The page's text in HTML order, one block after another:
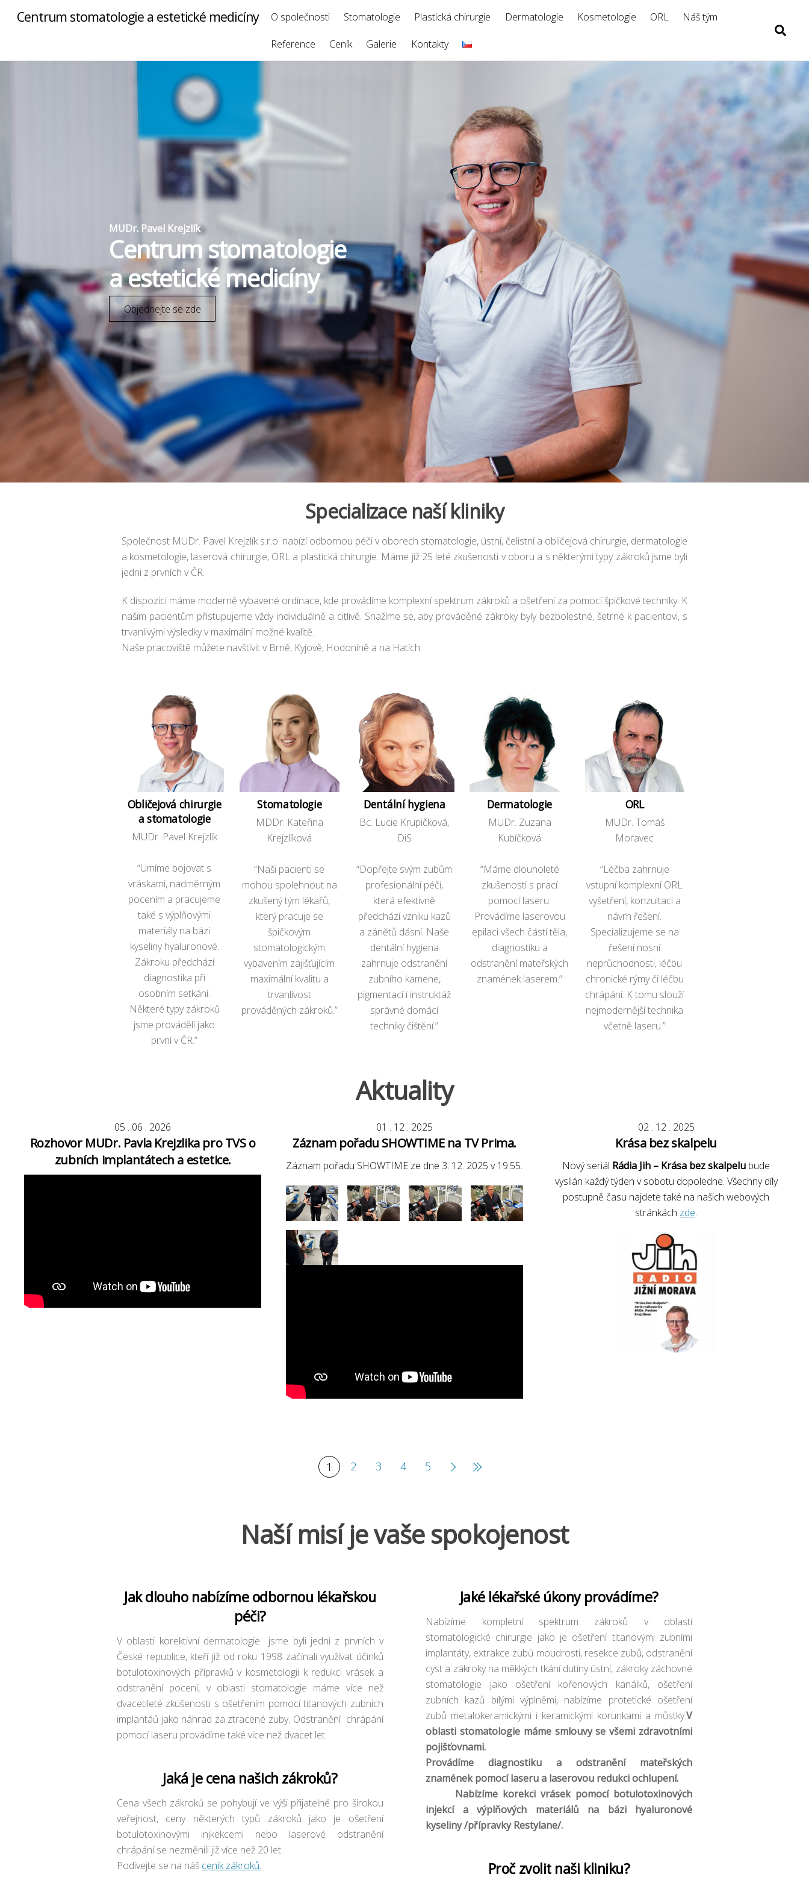
Centrum stomatologie a estetické medicíny O společnosti Stomatologie Plastická chirurgie Dermatologie Kosmetologie ORL Náš tým
Reference Ceník Galerie Kontakty
MUDr. Pavel Krejzlík
Centrum stomatologie
a estetické medicíny
Objednejte se zde
Specializace naší kliniky
Společnost MUDr. Pavel Krejzlík s.r.o. nabízí odbornou péči v oborech stomatologie, ústní, čelistní a obličejová chirurgie, dermatologie
a kosmetologie, laserová chirurgie, ORL a plastická chirurgie. Máme již 25 leté zkušenosti v oboru a s některými typy zákroků jsme byli
jedni z prvních v ČR.
K dispozici máme moderně vybavené ordinace, kde provádíme komplexní spektrum zákroků a ošetření za pomocí špičkové techniky. K
našim pacientům přistupujeme vždy individuálně a citlivě. Snažíme se, aby prováděné zákroky byly bezbolestné, šetrné k pacientovi, s
trvanlivými výsledky v maximální možné kvalitě.
Naše pracoviště můžete navštívit v Brně, Kyjově, Hodoníně a na Hatích.
Obličejová chirurgie
a stomatologie
MUDr. Pavel Krejzlík
“Umíme bojovat s
vráskami, nadměrným
pocením a pracujeme
také s výplňovými
materiály na bázi
kyseliny hyaluronové.
Zákroku předchází
diagnostika při
osobním setkání.
Některé typy zákroků
jsme prováděli jako
první v ČR.”
Stomatologie
MDDr. Kateřina
Krejzlíková
“Naši pacienti se
mohou spolehnout na
zkušený tým lékařů,
který pracuje se
špičkovým
stomatologickým
vybavením zajišťujícím
maximální kvalitu a
trvanlivost
prováděných zákroků.”
Dentální hygiena
Bc. Lucie Krupičková,
DiS
“Dopřejte svým zubům
profesionální péči,
která efektivně
předchází vzniku kazů
a zánětů dásní. Naše
dentální hygiena
zahrnuje odstranění
zubního kamene,
pigmentací i instruktáž
správné domácí
techniky čištění.”
Dermatologie
MUDr. Zuzana
Kubíčková
“Máme dlouholeté
zkušenosti s prací
pomocí laseru.
Provádíme laserovou
epilaci všech částí těla,
diagnostiku a
odstranění mateřských
znamének laserem.”
ORL
MUDr. Tomáš
Moravec
“Léčba zahrnuje
vstupní komplexní ORL
vyšetření, konzultaci a
návrh řešení.
Specializujeme se na
řešení nosní
neprůchodnosti, léčbu
chronické rýmy či léčbu
chrápání. K tomu slouží
nejmodernější technika
včetně laseru.”
Aktuality
05 . 06 . 2026
Rozhovor MUDr. Pavla Krejzlika pro TVS o
zubních implantátech a estetice.
01 . 12. 2025
Záznam pořadu SHOWTIME na TV Prima.
Záznam pořadu SHOWTIME ze dne 3. 12. 2025 v 19.55.
02. 12. 2025
Krása bez skalpelu
Nový seriál Rádia Jih – Krása bez skalpelu bude
vysílán každý týden v sobotu dopoledne. Všechny díly
postupně času najdete také na našich webových
stránkách zde.
1 2 3 4 5
Naší misí je vaše spokojenost
Jak dlouho nabízíme odbornou lékařskou
péči?
V oblasti korektivní dermatologie jsme byli jedni z prvních v
České republice, kteří již od roku 1998 začínali využívat účinků
botulotoxinových přípravků v kosmetologii k redukci vrásek a
odstranění pocení, v oblasti stomatologie máme více než
dvacetileté zkušenosti s ošetřením pomocí titanových zubních
implantáů jako náhrad za ztracené zuby. Odstranění chrápání
pomocí laseru provádíme také více než dvacet let.
Jaká je cena našich zákroků?
Cena všech zákroků se pohybují ve výši přijatelné pro širokou
veřejnost, ceny některých typů zákroků jako je ošetření
botulotoxinovými injkekcemi nebo laserové odstranění
chrápání se nezměnili již více než 20 let.
Podívejte se na náš ceník zákroků.
Jaké lékařské úkony provádíme?
Nabízíme kompletní spektrum zákroků v oblasti
stomatologické chirurgie jako je ošetření titanovými zubními
implantáty, extrakce zubů moudrosti, resekce zubů, odstranění
cyst a zákroky na měkkých tkání dutiny ústní, zákroky záchovné
stomatologie jako ošetření kořenových kanálků, ošetření
zubních kazů bílými výplněmi, nabízíme protetické ošetření
zubů metalokeramickými i keramickými korunkami a můstky.V
oblasti stomatologie máme smlouvy se všemi zdravotními
pojišťovnami.
Provádíme diagnostiku a odstranění mateřských
znamének pomocí laseru a laserovou redukci ochlupení.
Nabízíme korekci vrásek pomocí botulotoxinových
injekcí a výplňových materiálů na bázi hyaluronové
kyseliny /přípravky Restylane/.
Proč zvolit naši kliniku?